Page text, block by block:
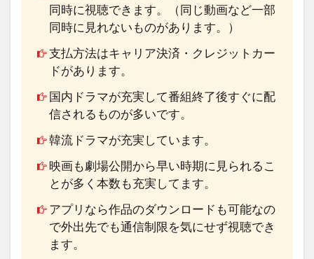
同時に視聴できます。（同じ動画など一部
同時に見れないものがあります。）
支払方法はキャリア決済・クレジットカー
ドがあります。
国内ドラマが充実して番組終了後すぐに配
信されるものが多いです。
韓流ドラマが充実しています。
映画も劇場公開から早い時期に見られるこ
とが多く本数も充実してます。
アプリなら作品のダウンロードも可能なの
で外出先でも通信制限を気にせず視聴でき
ます。